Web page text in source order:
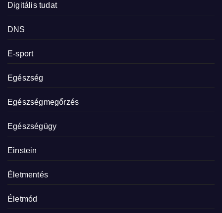
Digitális tudat
DNS
E-sport
Egészség
Egészségmegőrzés
Egészségügy
Einstein
Életmentés
Életmód